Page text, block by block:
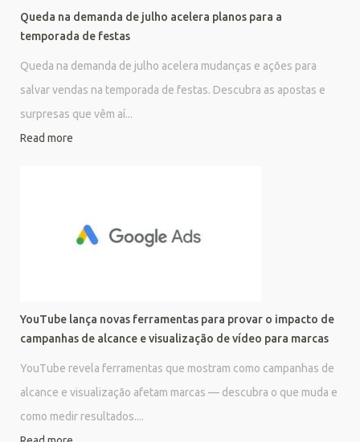
Queda na demanda de julho acelera planos para a
temporada de festas
Queda na demanda de julho acelera mudanças e ações para
salvar vendas na temporada de festas. Descubra as apostas e
surpresas que vêm aí...
Read more
YouTube lança novas ferramentas para provar o impacto de
campanhas de alcance e visualização de vídeo para marcas
YouTube revela ferramentas que mostram como campanhas de
alcance e visualização afetam marcas — descubra o que muda e
como medir resultados....